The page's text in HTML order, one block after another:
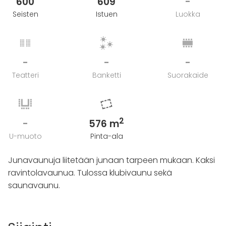
Seisten Istuen Luokka
-
Teatteri
-
Banketti
-
Suorakaide
-
U-muoto
576 m2
Pinta-ala
Junavaunuja liitetään junaan tarpeen mukaan. Kaksi
ravintolavaunua. Tulossa klubivaunu sekä
saunavaunu.